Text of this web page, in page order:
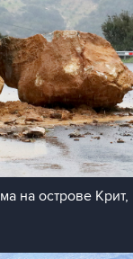
на острове Крит,